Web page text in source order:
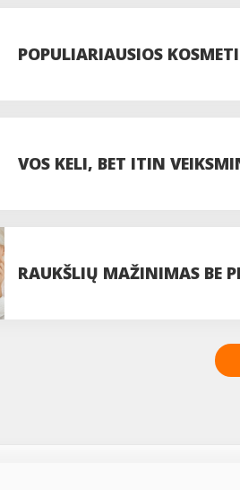
POPULIARIAUSIOS
VOS KELI, BET ITIN
RAUKŠLIŲ MAŽINIMAS BE